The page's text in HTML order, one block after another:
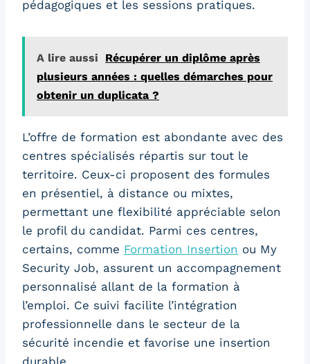
pédagogiques et les sessions pratiques.
A lire aussi
Récupérer un diplôme après
plusieurs années : quelles démarches pour
obtenir un duplicata ?
L’offre de formation est abondante avec des
centres spécialisés répartis sur tout le
territoire. Ceux-ci proposent des formules
en présentiel, à distance ou mixtes,
permettant une flexibilité appréciable selon
le profil du candidat. Parmi ces centres,
certains, comme Formation Insertion ou My
Security Job, assurent un accompagnement
personnalisé allant de la formation à
l’emploi. Ce suivi facilite l’intégration
professionnelle dans le secteur de la
sécurité incendie et favorise une insertion
durable.